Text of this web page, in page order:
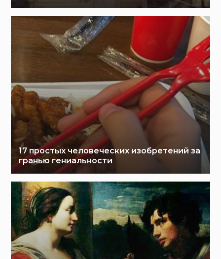
17 простых человеческих изобретений за
гранью гениальности